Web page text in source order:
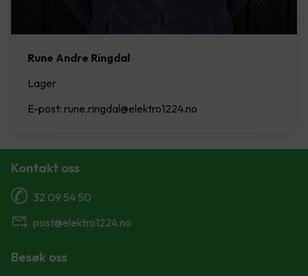
Rune Andre Ringdal
Lager
E-post: rune.ringdal@elektro1224.no
Kontakt oss
32 09 54 50
post@elektro1224.no
Besøk oss